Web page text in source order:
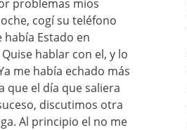
problemas mios
cogí su teléfono
Estado en
hablar con el, y lo
me había echado más
que el día que saliera
discutimos otra
Al principio el no me